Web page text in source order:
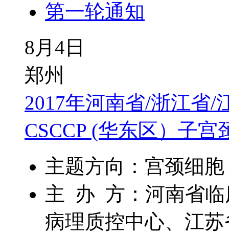
第一轮通知
8月4日
郑州
2017年河南省/浙江省/
CSCCP (华东区）子
主题方向：宫颈细胞
主 办 方：河南省临
病理质控中心、江